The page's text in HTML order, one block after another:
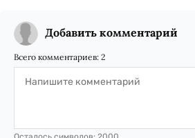
Добавить комментарий
Всего комментариев: 2